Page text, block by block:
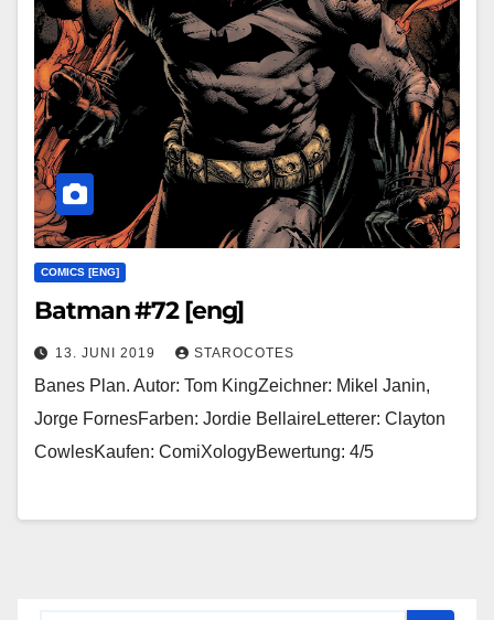
COMICS [ENG]
Batman #72 [eng]
13. JUNI 2019 STAROCOTES
Banes Plan. Autor: Tom KingZeichner: Mikel Janin,
Jorge FornesFarben: Jordie BellaireLetterer: Clayton
CowlesKaufen: ComiXologyBewertung: 4/5